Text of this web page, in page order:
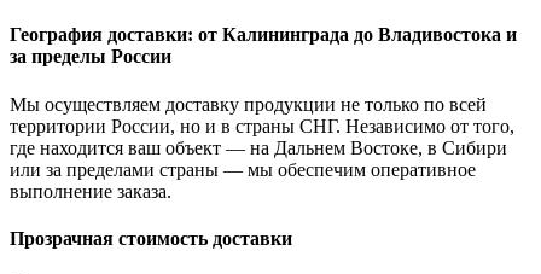
География доставки: от Калининграда до Владивостока и
за пределы России
Мы осуществляем доставку продукции не только по всей
территории России, но и в страны СНГ. Независимо от того,
где находится ваш объект — на Дальнем Востоке, в Сибири
или за пределами страны — мы обеспечим оперативное
выполнение заказа.
Прозрачная стоимость доставки